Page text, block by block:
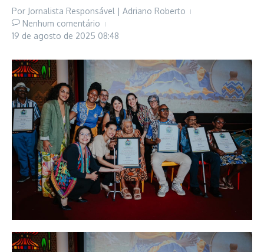
Por Jornalista Responsável | Adriano Roberto
Nenhum comentário
19 de agosto de 2025 08:48